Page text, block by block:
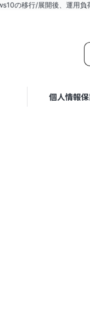
の移行/展開後、運用負
個人情報